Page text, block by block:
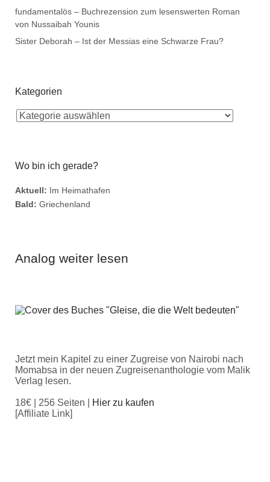
fundamentalös – Buchrezension zum lesenswerten Roman
von Nussaibah Younis
Sister Deborah – Ist der Messias eine Schwarze Frau?
Kategorien
Wo bin ich gerade?
Aktuell: Im Heimathafen
Bald: Griechenland
Analog weiter lesen
Jetzt mein Kapitel zu einer Zugreise von Nairobi nach
Momabsa in der neuen Zugreisenanthologie vom Malik
Verlag lesen.
18€ | 256 Seiten |
Hier zu kaufen
[Affiliate Link]